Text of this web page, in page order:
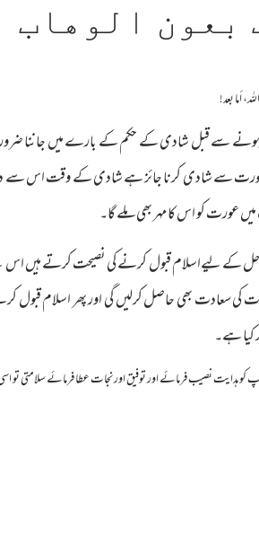
بعون
أما بعد!
سے قبل شادی کے حکم کے بارے میں جاننا
سے شادی کرنا جائز ہے شادی کے وقت اس سے د
عورت کو اس کا مہر بھی ملے گا۔
لیےاسلام قبول کرنے کی نصیحت کرتے ہیں اس لیے
کی سعادت بھی حاصل کرلیں گی اور پھر اسلام
ہے۔
کو ہدایت نصیب فرمائے اور توفیق اورنجات عطا فرمائے سلامتی تو